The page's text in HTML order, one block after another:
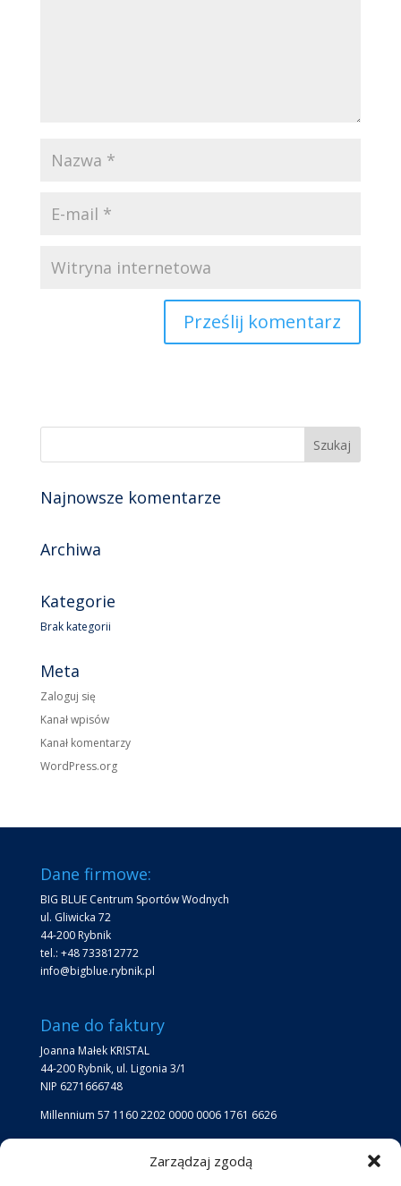
Zarządzaj zgodą
Najnowsze komentarze
Archiwa
Kategorie
Brak kategorii
Meta
Zaloguj się
Kanał wpisów
Kanał komentarzy
WordPress.org
Dane firmowe:
BIG BLUE Centrum Sportów Wodnych
ul. Gliwicka 72
44-200 Rybnik
tel.: +48 733812772
info@bigblue.rybnik.pl
Dane do faktury
Joanna Małek KRISTAL
44-200 Rybnik, ul. Ligonia 3/1
NIP 6271666748
Millennium 57 1160 2202 0000 0006 1761 6626